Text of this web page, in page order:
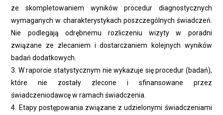
ze skompletowaniem wyników procedur diagnostycznych
wymaganych w charakterystykach poszczególnych świadczeń.
Nie podlegają odrębnemu rozliczeniu wizyty w poradni
związane ze zlecaniem i dostarczaniem kolejnych wyników
badań dodatkowych.
3. W raporcie statystycznym nie wykazuje się procedur (badań),
które nie zostały zlecone i sfinansowane przez
świadczeniodawcę w ramach świadczenia.
4. Etapy postępowania związane z udzielonymi świadczeniami